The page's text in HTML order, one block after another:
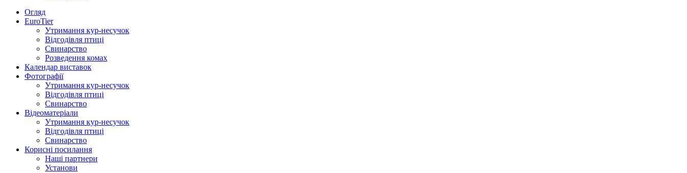
Огляд
EuroTier
Утримання кур-несучок
Відгодівля птиці
Свинарство
Розведення комах
Календар виставок
Фотографії
Утримання кур-несучок
Відгодівля птиці
Свинарство
Відеоматеріали
Утримання кур-несучок
Відгодівля птиці
Свинарство
Корисні посилання
Наші партнери
Установи